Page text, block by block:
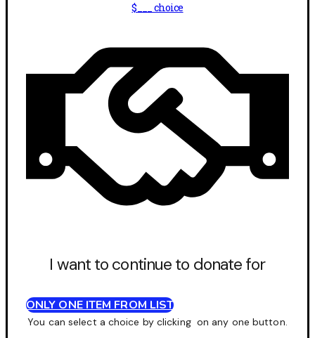
$___ choice
I want to continue to donate for
ONLY ONE ITEM FROM LIST
You can select a choice by clicking on any one button.